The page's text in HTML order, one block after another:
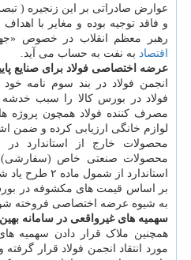
و فاقد توجیه بوده و مغایر با
رهبر معظم انقلاب در خصوص
اقتصاد به نفت به حساب می آید.
عرضه اختصاصی فولاد برای صنایع
انجمن فولاد در بند سوم نامه
فولاد در بورس کالا را سبب خدشه
مصرف کننده فولاد همچون پروژه
لوازم خانگی ارزیابی کرده و ضمن
محصولات خارج از استاندارد در
محصولات صنعتی خاص (سفارشی)
استاندارد از
بر اساس قیمت های مکشوفه در
به شیوه عرضه اختصاصی فروخته
سهمیه های غیرواقعی در سامانه
همچنین ملاک قرار دادن سهمیه
مورد انتقاد انجمن فولاد قرار